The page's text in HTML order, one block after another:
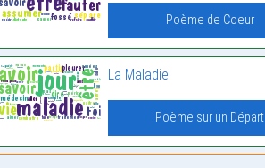
Poème de Coeur
La Maladie
Poème sur un Départ